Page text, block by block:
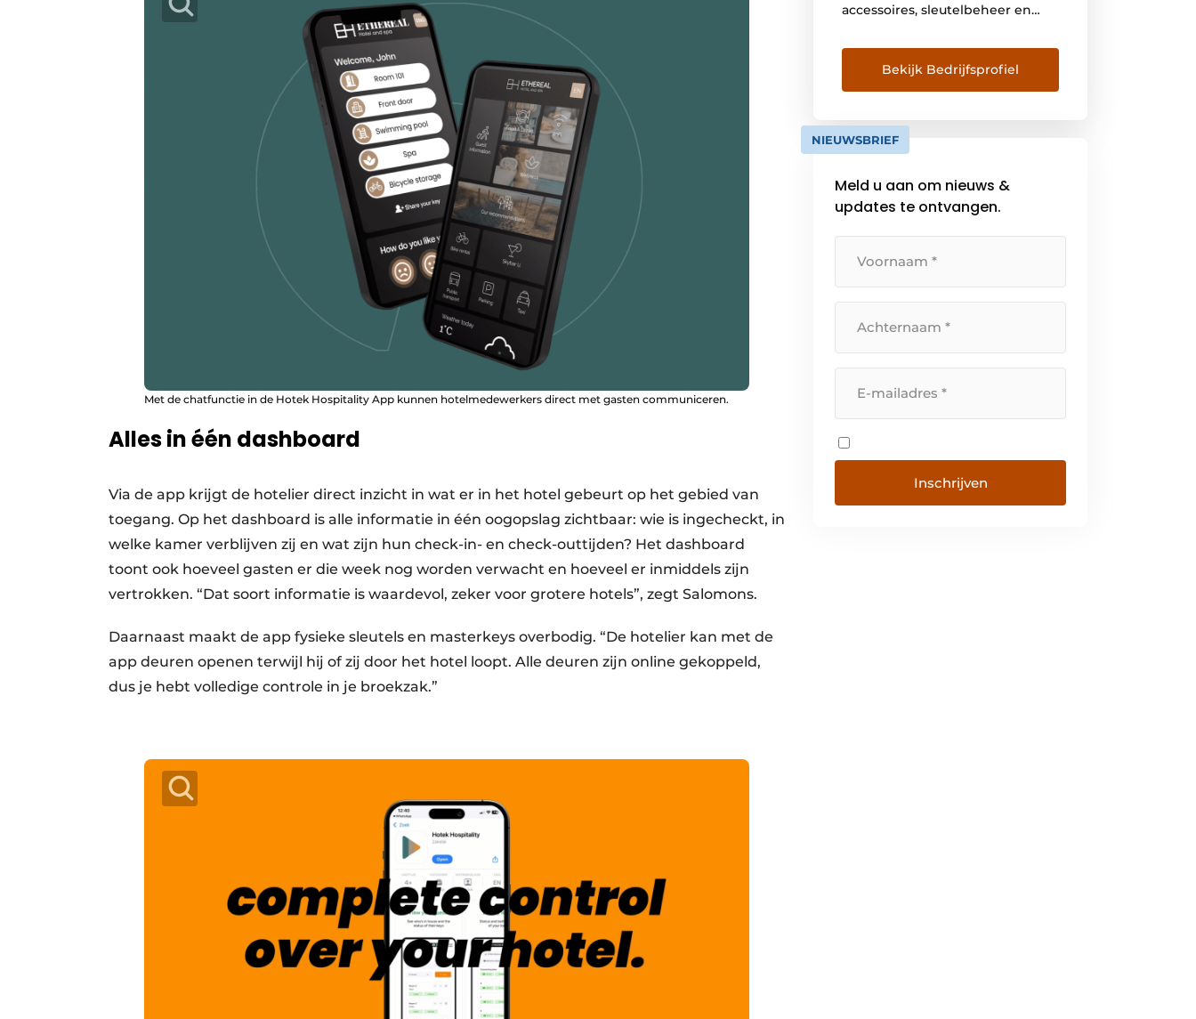
Met de chatfunctie in de Hotek Hospitality App kunnen hotelmedewerkers direct met gasten communiceren.
Alles in één dashboard
Via de app krijgt de hotelier direct inzicht in wat er in het hotel gebeurt op het gebied van
toegang. Op het dashboard is alle informatie in één oogopslag zichtbaar: wie is ingecheckt, in
welke kamer verblijven zij en wat zijn hun check-in- en check-outtijden? Het dashboard
toont ook hoeveel gasten er die week nog worden verwacht en hoeveel er inmiddels zijn
vertrokken. “Dat soort informatie is waardevol, zeker voor grotere hotels”, zegt Salomons.
Daarnaast maakt de app fysieke sleutels en masterkeys overbodig. “De hotelier kan met de
app deuren openen terwijl hij of zij door het hotel loopt. Alle deuren zijn online gekoppeld,
dus je hebt volledige controle in je broekzak.”
accessoires, sleutelbeheer en
Vanuit ons hoofdkantoor in
Etten-Leur bedienen wij meer
dan 10.000 klanten wereldwijd.
1999 marktleider op het gebied
van hotelsloten en ontwikkelt
offline- en online toepassingen
gebaseerd op de nieuwste
Bekijk Bedrijfsprofiel
NIEUWSBRIEF
Meld u aan om nieuws &
updates te ontvangen.